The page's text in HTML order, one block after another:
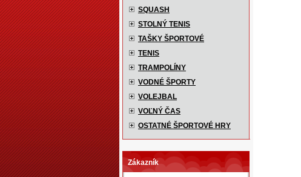
SQUASH
STOLNÝ TENIS
TAŠKY ŠPORTOVÉ
TENIS
TRAMPOLÍNY
VODNÉ ŠPORTY
VOLEJBAL
VOĽNÝ ČAS
OSTATNÉ ŠPORTOVÉ HRY
Zákazník